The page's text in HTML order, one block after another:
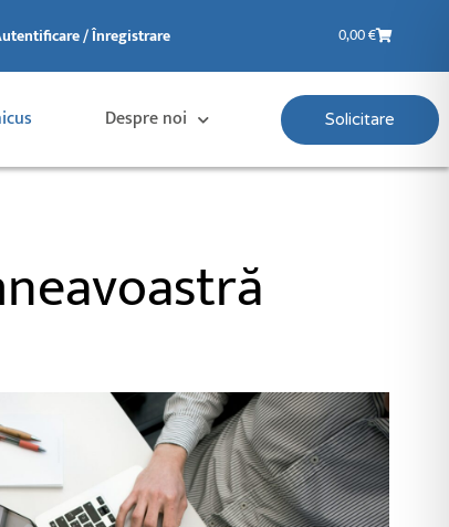
/ Înregistrare 0,00€Coș
de
Despre noi Solicitare